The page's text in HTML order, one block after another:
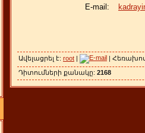
E-mail:
Ավելացրել է: root | |
Դիտումների քանակը: 2168